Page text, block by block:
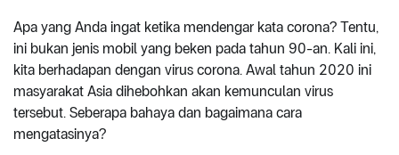
Apa yang Anda ingat ketika mendengar kata corona? Tentu,
ini bukan jenis mobil yang beken pada tahun 90-an. Kali ini,
kita berhadapan dengan virus corona. Awal tahun 2020 ini
masyarakat Asia dihebohkan akan kemunculan virus
tersebut. Seberapa bahaya dan bagaimana cara
mengatasinya?